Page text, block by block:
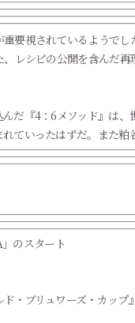
要視されているようで
レシピの公開を含んだ
だ『4：6メソッド』は
ていったはずだ。また
のスタート
・ブリュワーズ・カッ